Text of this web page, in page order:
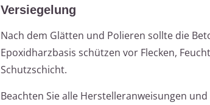
Versiegelung
Nach dem Glätten und Polieren sollte die
Epoxidharzbasis schützen vor Flecken,
Schutzschicht.
Beachten Sie alle Herstelleranweisungen